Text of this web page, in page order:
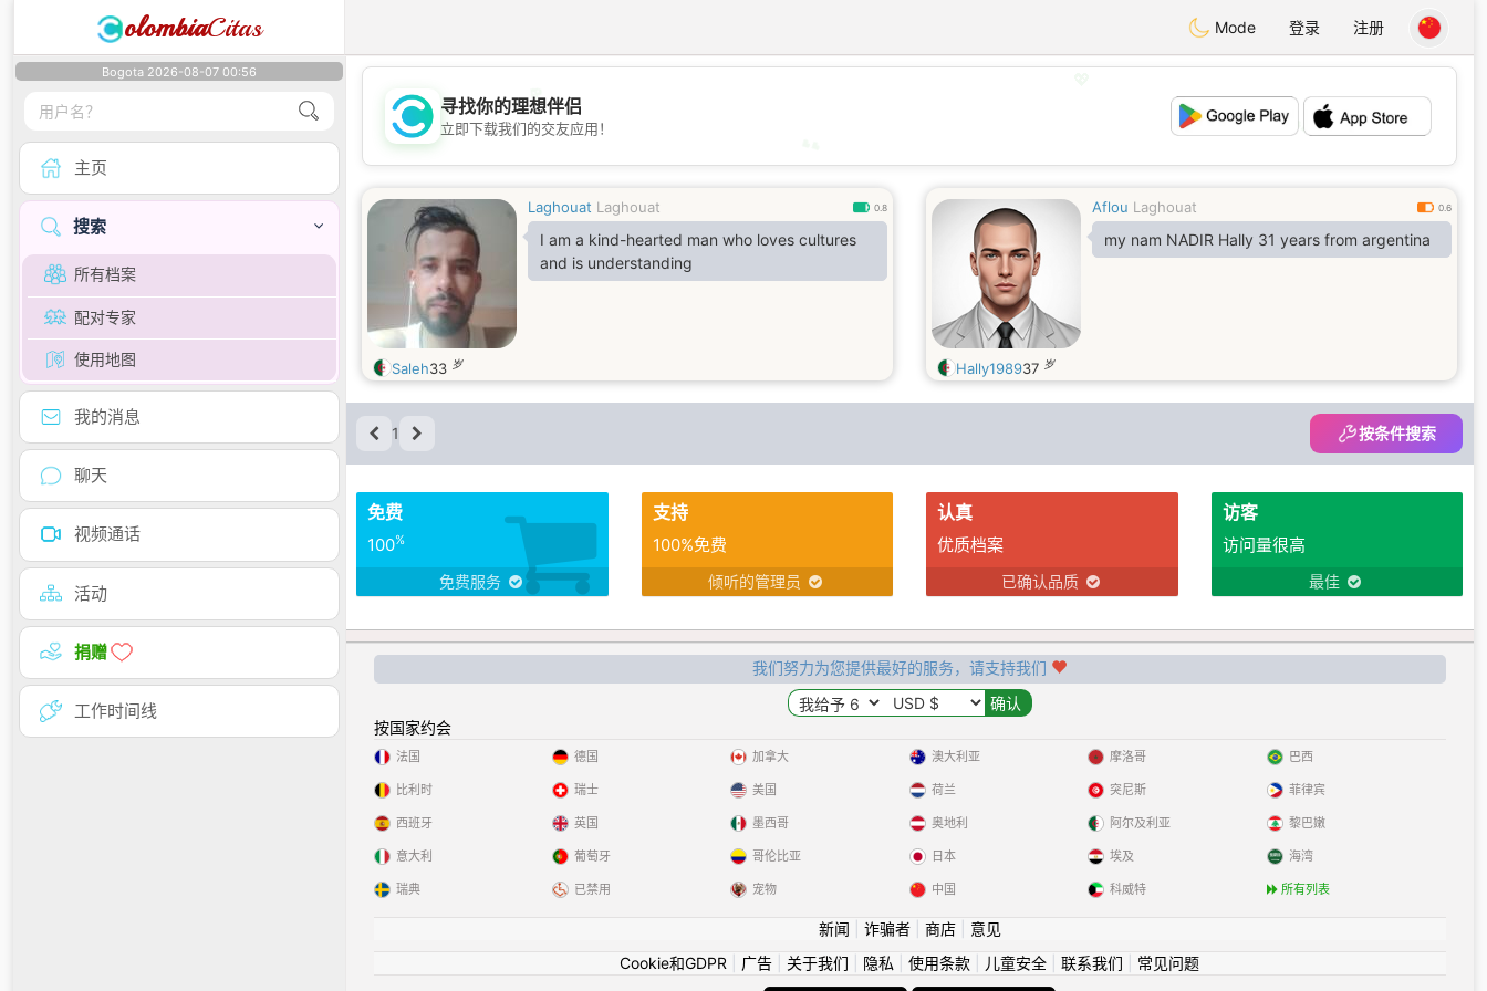
olombiaCitas Mode 登录 注册
Bogota 2026-08-07 00:56
主页
搜索
所有档案
配对专家
使用地图
我的消息
聊天
视频通话
活动
捐赠
工作时间线
寻找你的理想伴侣
立即下载我们的交友应用！
Laghouat Laghouat 0.8
I am a kind-hearted man who loves cultures
and is understanding
Saleh33 岁
Aflou Laghouat 0.6
my nam NADIR Hally 31 years from argentina
Hally198937 岁
1 按条件搜索
免费
100%
免费服务
支持
100%免费
倾听的管理员
认真
优质档案
已确认品质
访客
访问量很高
最佳
我们努力为您提供最好的服务，请支持我们
按国家约会
法国
比利时
西班牙
意大利
瑞典
德国
瑞士
英国
葡萄牙
已禁用
加拿大
美国
墨西哥
哥伦比亚
宠物
澳大利亚
荷兰
奥地利
日本
中国
摩洛哥
突尼斯
阿尔及利亚
埃及
科威特
巴西
菲律宾
黎巴嫩
海湾
所有列表
新闻 诈骗者| 商店| 意见
Cookie和GDPR
广告 关于我们 隐私 使用条款 儿童安全 联系我们 常见问题